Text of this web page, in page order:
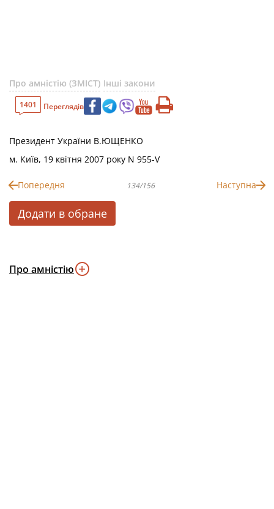
Про амністію (ЗМІСТ) Інші закони
1401 Переглядів
Президент України В.ЮЩЕНКО
м. Київ, 19 квітня 2007 року N 955-V
Попередня 134/156 Наступна
Додати в обране
Про амністію